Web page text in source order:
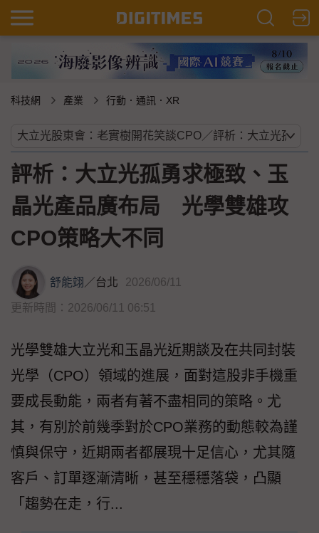
科技網 產業 行動．通訊．XR
評析：大立光孤勇求極致、玉
晶光產品廣布局 光學雙雄攻
CPO策略大不同
舒能翊 ／台北 2026/06/11
更新時間：2026/06/11 06:51
光學雙雄大立光和玉晶光近期談及在共同封裝
光學（CPO）領域的進展，面對這股非手機重
要成長動能，兩者有著不盡相同的策略。尤
其，有別於前幾季對於CPO業務的動態較為謹
慎與保守，近期兩者都展現十足信心，尤其隨
客戶、訂單逐漸清晰，甚至穩穩落袋，凸顯
「趨勢在走，行...